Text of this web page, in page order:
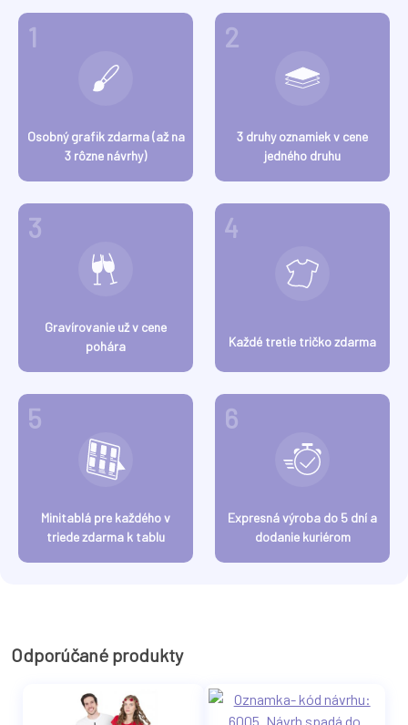
1
Osobný grafik zdarma (až na
3 rôzne návrhy)
2
3 druhy oznamiek v cene
jedného druhu
3
Gravírovanie už v cene
pohára
4
Každé tretie tričko zdarma
5
Minitablá pre každého v
triede zdarma k tablu
6
Expresná výroba do 5 dní a
dodanie kuriérom
Odporúčané produkty